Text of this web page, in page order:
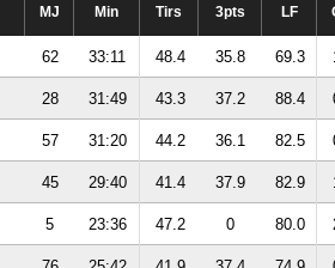
MJ Min Tirs 3pts LF
62 33:11 48.4 35.8 69.3
28 31:49 43.3 37.2 88.4
57 31:20 44.2 36.1 82.5
45 29:40 41.4 37.9 82.9
5 23:36 47.2 0 80.0